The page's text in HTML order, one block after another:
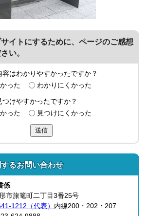
イトにするために、ページのご感想
い。
容はわかりやすかったですか？
った
わかりにくかった
つけやすかったですか？
った
見つけにくかった
送信
るお問い合わせ
係
市旅篭町二丁目3番25号
1212（代表） 内線200・202・207